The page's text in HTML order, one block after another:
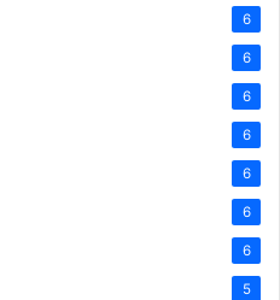
6
6
6
6
6
6
6
5